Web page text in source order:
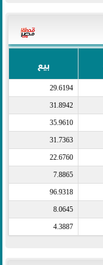
بيع
29.6194
31.8942
35.9610
31.7363
22.6760
7.8865
96.9318
8.0645
4.3887